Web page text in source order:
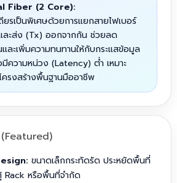
Fiber (2 Core):
ยรเป็นพิเศษด้วยการแยกสายไฟเบอร์
ละส่ง (Tx) ออกจากกัน ช่วยลด
ะเพิ่มความทนทานให้กับกระแสข้อมูล
มีความหน่วง (Latency) ต่ำ เหมาะ
ครงสร้างพื้นฐานมืออาชีพ
ขนาดเล็กกระทัดรัด ประหยัดพื้นที่
Rack หรือพื้นที่จำกัด